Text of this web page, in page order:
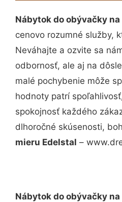
Nábytok do obývačky
cenovo rozumné služby,
Neváhajte a ozvite sa
odbornosť, ale aj na
malé pochybenie môže
hodnoty patrí
spokojnosť každého
dlhoročné skúsenosti,
mieru Edelstal –
Nábytok do obývačky